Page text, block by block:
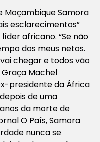
Moçambique Samora
esclarecimentos”
africano. “Se não
dos meus netos.
chegar e todos vão
Machel
presidente da África
de uma
da morte de
O País, Samora
nunca se